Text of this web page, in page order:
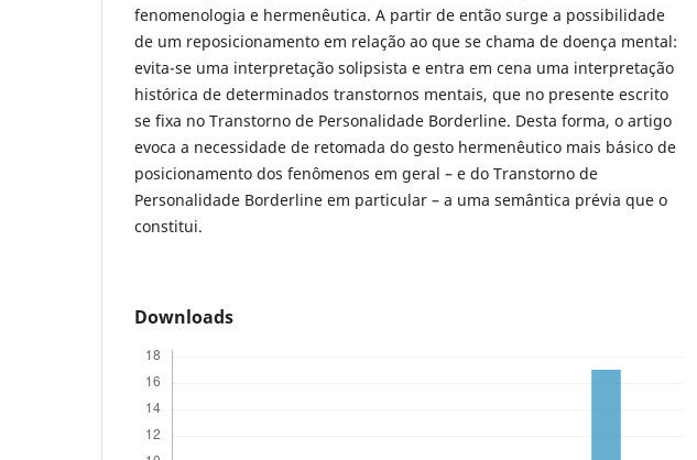
fenomenologia e hermenêutica. A partir de então surge a possibilidade
de um reposicionamento em relação ao que se chama de doença mental:
evita-se uma interpretação solipsista e entra em cena uma interpretação
histórica de determinados transtornos mentais, que no presente escrito
se fixa no Transtorno de Personalidade Borderline. Desta forma, o artigo
evoca a necessidade de retomada do gesto hermenêutico mais básico de
posicionamento dos fenômenos em geral – e do Transtorno de
Personalidade Borderline em particular – a uma semântica prévia que o
constitui.
Downloads